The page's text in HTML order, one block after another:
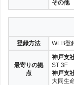
その他
登録方法 WEB登
最寄りの拠
点
神戸支
ST 3F
神戸支
大同生